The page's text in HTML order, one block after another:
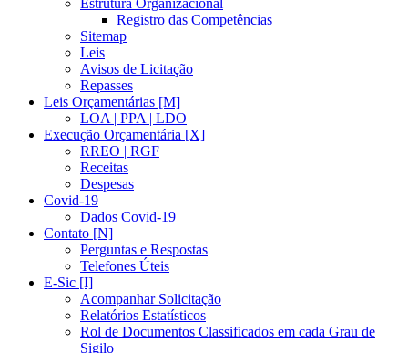
Estrutura Organizacional
Registro das Competências
Sitemap
Leis
Avisos de Licitação
Repasses
Leis Orçamentárias [M]
LOA | PPA | LDO
Execução Orçamentária [X]
RREO | RGF
Receitas
Despesas
Covid-19
Dados Covid-19
Contato [N]
Perguntas e Respostas
Telefones Úteis
E-Sic [I]
Acompanhar Solicitação
Relatórios Estatísticos
Rol de Documentos Classificados em cada Grau de
Sigilo